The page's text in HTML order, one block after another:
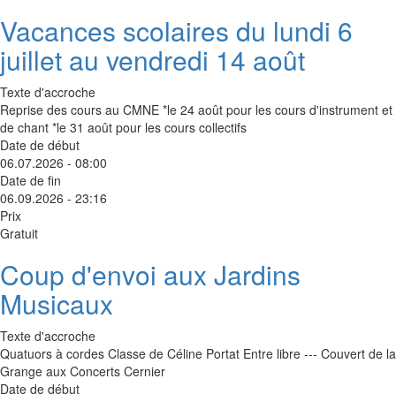
Vacances scolaires du lundi 6
juillet au vendredi 14 août
Texte d'accroche
Reprise des cours au CMNE *le 24 août pour les cours d'instrument et
de chant *le 31 août pour les cours collectifs
Date de début
06.07.2026 - 08:00
Date de fin
06.09.2026 - 23:16
Prix
Gratuit
Coup d'envoi aux Jardins
Musicaux
Texte d'accroche
Quatuors à cordes Classe de Céline Portat Entre libre --- Couvert de la
Grange aux Concerts Cernier
Date de début